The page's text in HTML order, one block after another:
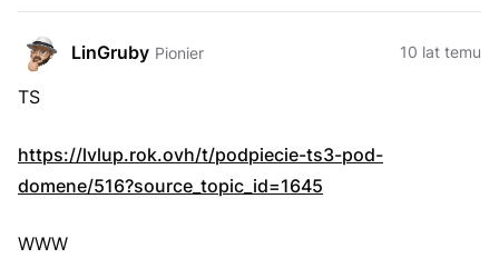
LinGruby Pionier 10 lat temu
TS
https://lvlup.rok.ovh/t/podpiecie-ts3-pod-
domene/516?source_topic_id=1645
WWW